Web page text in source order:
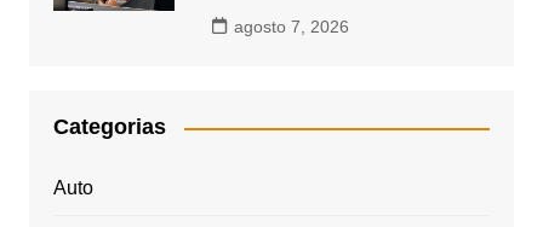
agosto 7, 2026
Categorias
Auto